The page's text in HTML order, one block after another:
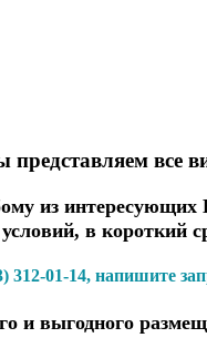
все
из
условий, в короткий
312-01-14, напишите
и выгодного